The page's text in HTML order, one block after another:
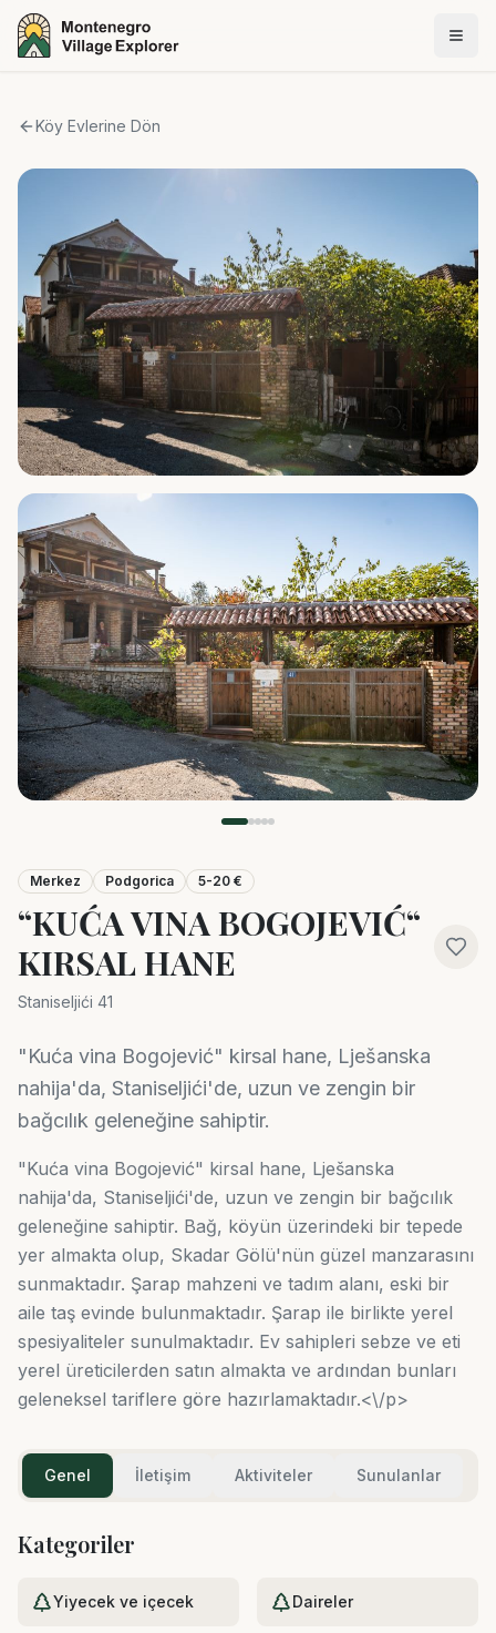
Köy Evlerine Dön
Merkez Podgorica 5-20 €
“KUĆA VINA BOGOJEVIĆ“
KIRSAL HANE
Staniseljići 41
"Kuća vina Bogojević" kirsal hane, Lješanska
nahija'da, Staniseljići'de, uzun ve zengin bir
bağcılık geleneğine sahiptir.
"Kuća vina Bogojević" kirsal hane, Lješanska
nahija'da, Staniseljići'de, uzun ve zengin bir bağcılık
geleneğine sahiptir. Bağ, köyün üzerindeki bir tepede
yer almakta olup, Skadar Gölü'nün güzel manzarasını
sunmaktadır. Şarap mahzeni ve tadım alanı, eski bir
aile taş evinde bulunmaktadır. Şarap ile birlikte yerel
spesiyaliteler sunulmaktadır. Ev sahipleri sebze ve eti
yerel üreticilerden satın almakta ve ardından bunları
geleneksel tariflere göre hazırlamaktadır.<\/p>
Genel İletişim Aktiviteler Sunulanlar
Kategoriler
Yiyecek ve içecek Daireler